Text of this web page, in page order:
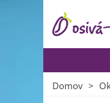
Domov >